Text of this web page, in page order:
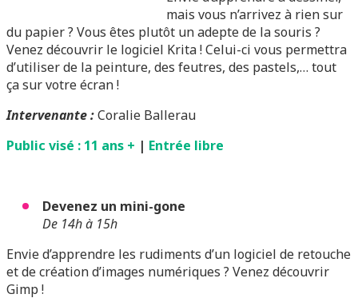
mais vous n’arrivez à rien sur
du papier ? Vous êtes plutôt un adepte de la souris ?
Venez découvrir le logiciel Krita ! Celui-ci vous permettra
d’utiliser de la peinture, des feutres, des pastels,… tout
ça sur votre écran !
Intervenante :Coralie Ballerau
Public visé : 11 ans + | Entrée libre
Devenez un mini-gone
De 14h à 15h
Envie d’apprendre les rudiments d’un logiciel de retouche
et de création d’images numériques ? Venez découvrir
Gimp !